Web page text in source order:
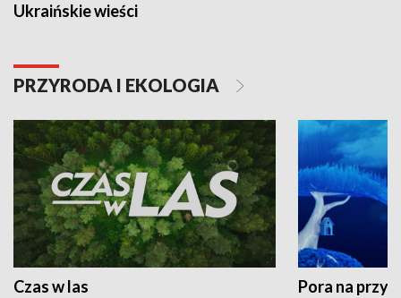
Ukraińskie wieści
PRZYRODA I EKOLOGIA
Czas w las Pora na